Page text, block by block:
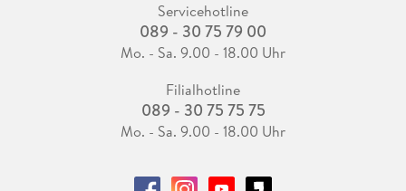
Servicehotline
089 - 30 75 79 00
Mo. - Sa. 9.00 - 18.00 Uhr
Filialhotline
089 - 30 75 75 75
Mo. - Sa. 9.00 - 18.00 Uhr